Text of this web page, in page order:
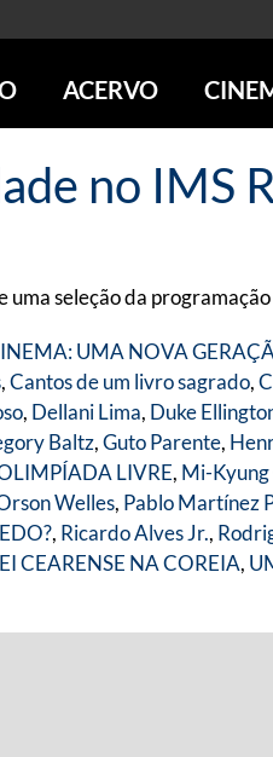
ACERVO
SOBRE O ACERVO
MÚSICA
ARTE
BIBLIOTECA DE
DESTAQUES DE A a Z
PROGRAMA CONVIDA
POR DENTRO DO ACERVO
SÃO
no IMS
uma seleção da
UMA NOVA
,Cantos de um livro sagrado,
, Dellani Lima, Duke
Baltz,Guto Parente,
LIVRE, Mi-Kyung
Welles, Pablo Martínez
, Ricardo Alves Jr.,
CEARENSE NA COREIA,